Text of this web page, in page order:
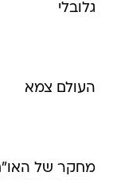
גלובלי
העולם צמא
מחקר של